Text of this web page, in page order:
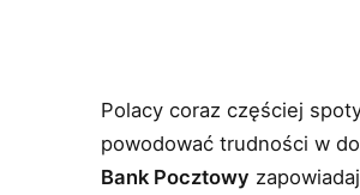
Polacy coraz częściej
powodować trudności w
Bank Pocztowy